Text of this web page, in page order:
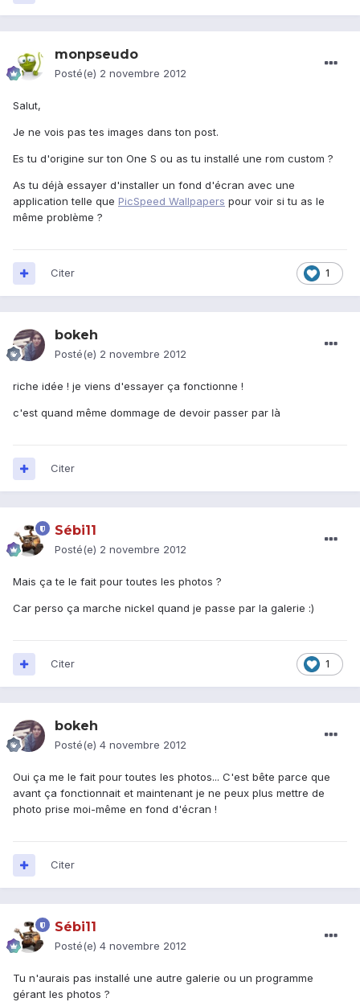
monpseudo
Posté(e) 2 novembre 2012
Salut,
Je ne vois pas tes images dans ton post.
Es tu d'origine sur ton One S ou as tu installé une rom custom ?
As tu déjà essayer d'installer un fond d'écran avec une
application telle que PicSpeed Wallpapers pour voir si tu as le
même problème ?
1
Citer
bokeh
Posté(e) 2 novembre 2012
riche idée ! je viens d'essayer ça fonctionne !
c'est quand même dommage de devoir passer par là
Citer
Sébi11
Posté(e) 2 novembre 2012
Mais ça te le fait pour toutes les photos ?
Car perso ça marche nickel quand je passe par la galerie :)
1
Citer
bokeh
Posté(e) 4 novembre 2012
Oui ça me le fait pour toutes les photos... C'est bête parce que
avant ça fonctionnait et maintenant je ne peux plus mettre de
photo prise moi-même en fond d'écran !
Citer
Sébi11
Posté(e) 4 novembre 2012
Tu n'aurais pas installé une autre galerie ou un programme
gérant les photos ?